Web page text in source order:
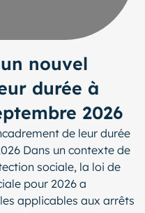
nouvel
durée à
2026
de leur durée
Dans un contexte de
sociale, la loi de
pour 2026 a
applicables aux arrêts